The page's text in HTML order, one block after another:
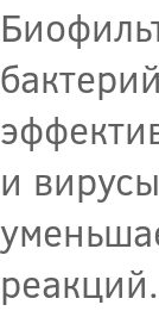
и
реакций.